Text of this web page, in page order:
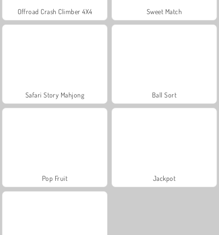
Offroad Crash Climber 4X4 Sweet Match
Safari Story Mahjong Ball Sort
Pop Fruit Jackpot